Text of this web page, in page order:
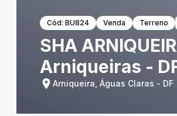
Cód: BU824 Venda Terreno
SHA
Arniqueiras -
Arniqueira, Águas Claras - DF